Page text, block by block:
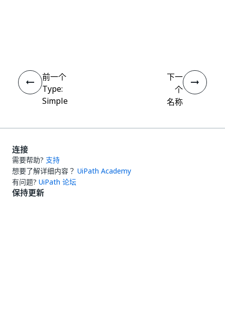
前一个
Type:
Simple
下一
个
名称
连接
需要帮助? 支持
想要了解详细内容？ UiPath Academy
有问题? UiPath 论坛
保持更新